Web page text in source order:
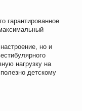
гарантированное
но и
нагрузку на
детскому